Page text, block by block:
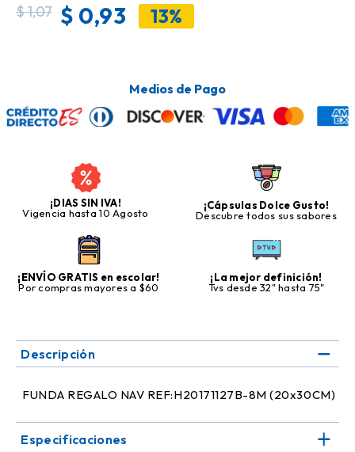
$1,07 $ 0,93 13%
Medios de Pago
¡DIAS SIN IVA!
Vigencia hasta 10 Agosto
¡Cápsulas Dolce Gusto!
Descubre todos sus sabores
¡ENVÍO GRATIS en escolar!
Por compras mayores a $60
¡La mejor definición!
Tvs desde 32" hasta 75"
Descripción
FUNDA REGALO NAV REF:H20171127B-8M (20x30CM)
Especificaciones